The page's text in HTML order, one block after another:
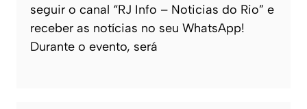
seguir o canal “RJ Info – Noticias do Rio” e
receber as notícias no seu WhatsApp!
Durante o evento, será